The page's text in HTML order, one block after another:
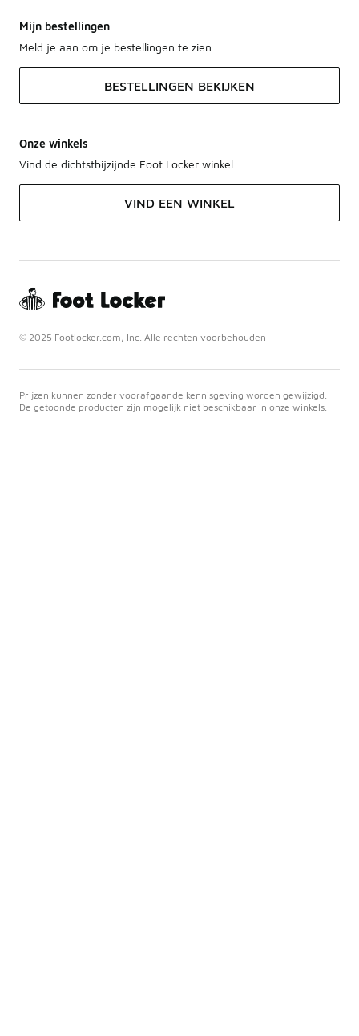
Mijn bestellingen
Meld je aan om je bestellingen te zien.
BESTELLINGEN BEKIJKEN
Onze winkels
Vind de dichtstbijzijnde Foot Locker winkel.
VIND EEN WINKEL
© 2025 Footlocker.com, Inc. Alle rechten voorbehouden
Prijzen kunnen zonder voorafgaande kennisgeving worden gewijzigd.
De getoonde producten zijn mogelijk niet beschikbaar in onze winkels.